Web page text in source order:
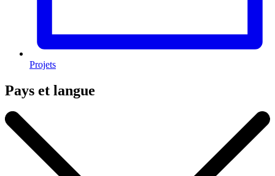
Projets
Pays et langue